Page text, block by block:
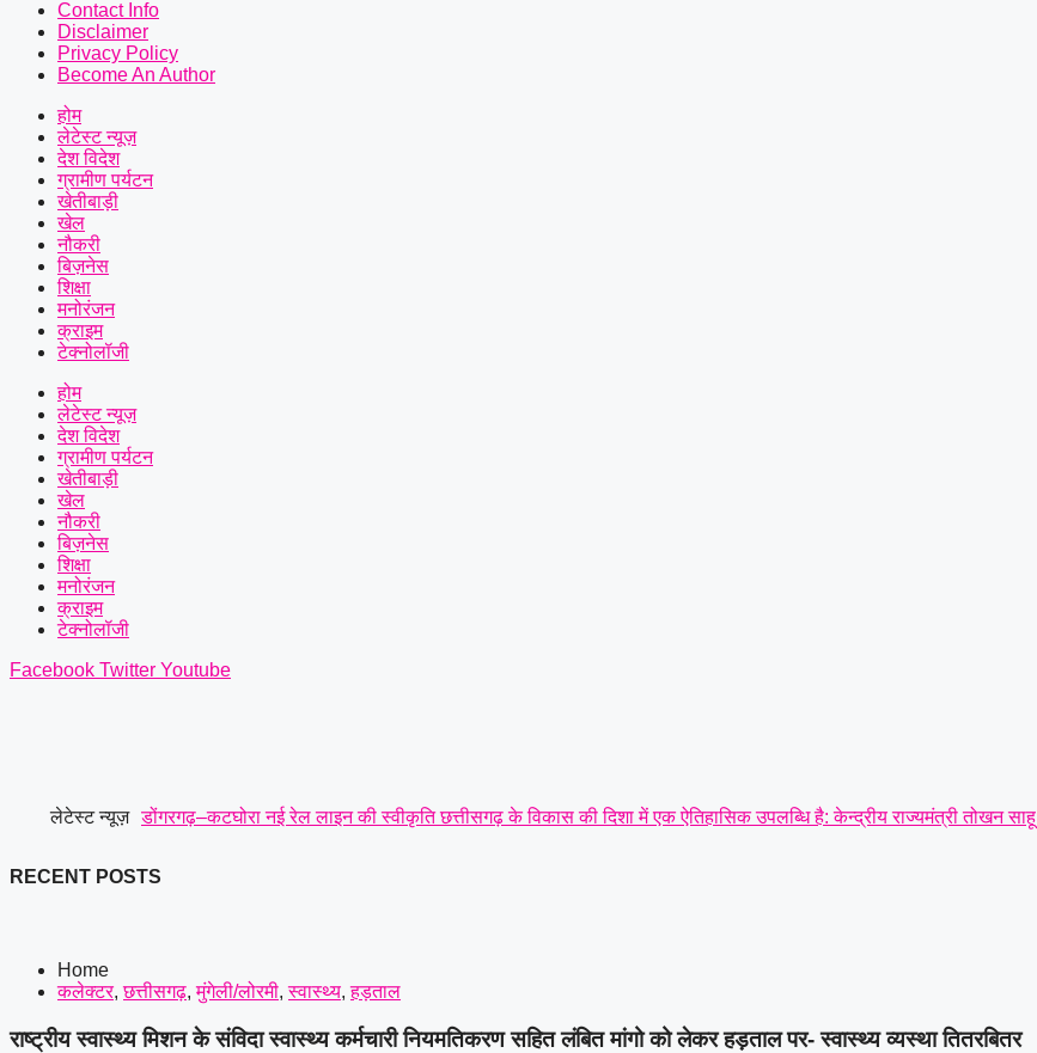
Contact Info
Disclaimer
Privacy Policy
Become An Author
होम
लेटेस्ट न्यूज़
देश विदेश
ग्रामीण पर्यटन
खेतीबाड़ी
खेल
नौकरी
बिज़नेस
शिक्षा
मनोरंजन
क्राइम
टेक्नोलॉजी
होम
लेटेस्ट न्यूज़
देश विदेश
ग्रामीण पर्यटन
खेतीबाड़ी
खेल
नौकरी
बिज़नेस
शिक्षा
मनोरंजन
क्राइम
टेक्नोलॉजी
Facebook Twitter Youtube
लेटेस्ट न्यूज़ डोंगरगढ़–कटघोरा नई रेल लाइन की स्वीकृति छत्तीसगढ़ के विकास की दिशा में एक ऐतिहासिक उपलब्धि है: केन्द्रीय राज्यमंत्री तोखन साहू
मंजूर किए 21.81 करोड़ उपमुख्यमंत्री साव के अनुमोदन के बाद
मानसिक रूप से अस्वस्थ युवक की हत्या: आरोपी को पुलिस ने गिरफ्तार करते हुए भेजा जेल
RECENT POSTS
Home
कलेक्टर,छत्तीसगढ़,मुंगेली/लोरमी,स्वास्थ्य,हड़ताल
राष्ट्रीय स्वास्थ्य मिशन के संविदा स्वास्थ्य कर्मचारी नियमतिकरण सहित लंबित मांगो को लेकर हड़ताल पर- स्वास्थ्य व्यस्था तितरबितर